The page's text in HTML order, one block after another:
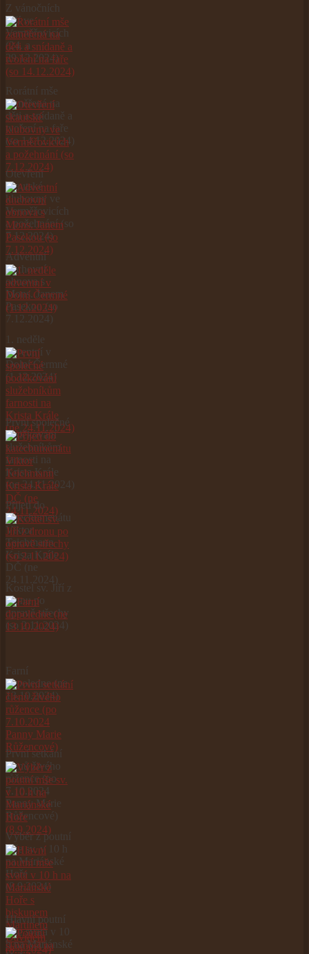
Z vánočních
mší ve
Verměřovicích
(24. a
29.12.2024)
Rorátní mše
zaměřená na
děti a snídaně a
tvoření na faře
(so 14.12.2024)
Otevření
skautské
klubovny ve
Verměřovicích
a požehnání (so
7.12.2024)
Adventní
duchovní
obnova s
Mons. Janem
Pasekou (so
7.12.2024)
1. neděle
adventní v
Dolní Čermné
(1.12.2024)
První společné
poděkování
služebníkům
farnosti na
Krista Krále
(ne 24.11.2024)
Přijetí do
katechumenátu
Viktor
Teichmann
Krista Krále
DČ (ne
24.11.2024)
Kostel sv. Jiří z
dronu po
opravě střechy
(so 2.11.2024)
Farní
dopoledne (ne
13.10.2024)
První setkání
členů živého
růžence (po
7.10.2024
Panny Marie
Růžencové)
Výběr z poutní
mše sv. v 10 h
na Mariánské
Hoře
(8.9.2024)
Hlavní poutní
mše svatá v 10
h na Mariánské